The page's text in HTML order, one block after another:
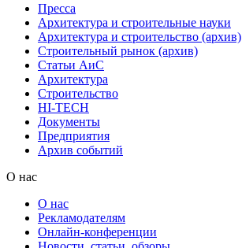
Пресса
Архитектура и строительные науки
Архитектура и строительство (архив)
Строительный рынок (архив)
Статьи АиС
Архитектура
Строительство
HI-TECH
Документы
Предприятия
Архив событий
О нас
О нас
Рекламодателям
Онлайн-конференции